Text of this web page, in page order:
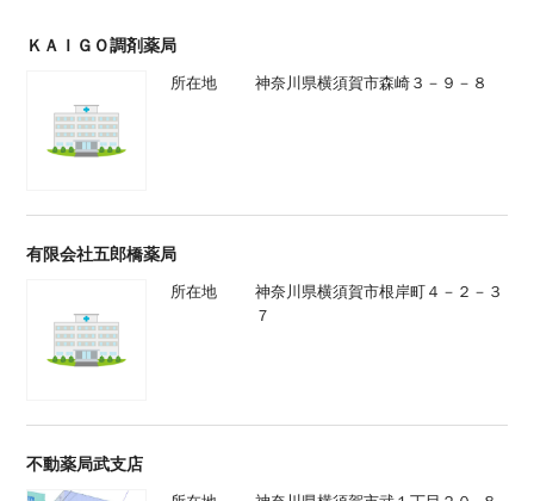
ＫＡＩＧＯ調剤薬局
所在地 神奈川県横須賀市森崎３－９－８
有限会社五郎橋薬局
所在地
神奈川県横須賀市根岸町４－２－３
７
不動薬局武支店